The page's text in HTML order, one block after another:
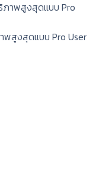
พสูงสุดแบบ Pro User